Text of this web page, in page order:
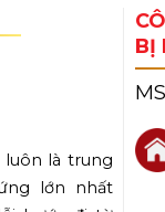
luôn là trung
lớn nhất
BỊ